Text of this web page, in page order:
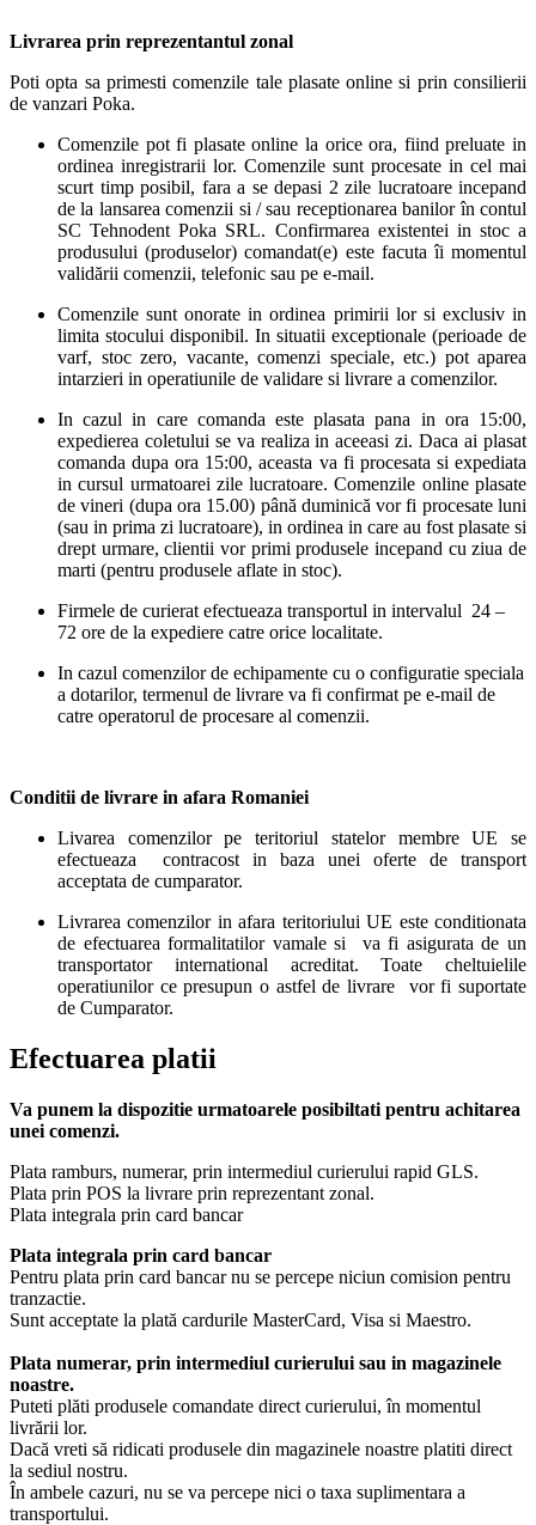
Livrarea prin reprezentantul zonal
Poti opta sa primesti comenzile tale plasate online si prin consilierii
de vanzari Poka.
Comenzile pot fi plasate online la orice ora, fiind preluate in
ordinea inregistrarii lor. Comenzile sunt procesate in cel mai
scurt timp posibil, fara a se depasi 2 zile lucratoare incepand
de la lansarea comenzii si / sau receptionarea banilor în contul
SC Tehnodent Poka SRL. Confirmarea existentei in stoc a
produsului (produselor) comandat(e) este facuta îi momentul
validării comenzii, telefonic sau pe e-mail.
Comenzile sunt onorate in ordinea primirii lor si exclusiv in
limita stocului disponibil. In situatii exceptionale (perioade de
varf, stoc zero, vacante, comenzi speciale, etc.) pot aparea
intarzieri in operatiunile de validare si livrare a comenzilor.
In cazul in care comanda este plasata pana in ora 15:00,
expedierea coletului se va realiza in aceeasi zi. Daca ai plasat
comanda dupa ora 15:00, aceasta va fi procesata si expediata
in cursul urmatoarei zile lucratoare. Comenzile online plasate
de vineri (dupa ora 15.00) până duminică vor fi procesate luni
(sau in prima zi lucratoare), in ordinea in care au fost plasate si
drept urmare, clientii vor primi produsele incepand cu ziua de
marti (pentru produsele aflate in stoc).
Firmele de curierat efectueaza transportul in intervalul 24 –
72 ore de la expediere catre orice localitate.
In cazul comenzilor de echipamente cu o configuratie speciala
a dotarilor, termenul de livrare va fi confirmat pe e-mail de
catre operatorul de procesare al comenzii.
Conditii de livrare in afara Romaniei
Livarea comenzilor pe teritoriul statelor membre UE se
efectueaza contracost in baza unei oferte de transport
acceptata de cumparator.
Livrarea comenzilor in afara teritoriului UE este conditionata
de efectuarea formalitatilor vamale si va fi asigurata de un
transportator international acreditat. Toate cheltuielile
operatiunilor ce presupun o astfel de livrare vor fi suportate
de Cumparator.
Efectuarea platii
Va punem la dispozitie urmatoarele posibiltati pentru achitarea
unei comenzi.
Plata ramburs, numerar, prin intermediul curierului rapid GLS.
Plata prin POS la livrare prin reprezentant zonal.
Plata integrala prin card bancar
Plata integrala prin card bancar
Pentru plata prin card bancar nu se percepe niciun comision pentru
tranzactie.
Sunt acceptate la plată cardurile MasterCard, Visa si Maestro.
Plata numerar, prin intermediul curierului sau in magazinele
noastre.
Puteti plăti produsele comandate direct curierului, în momentul
livrării lor.
Dacă vreti să ridicati produsele din magazinele noastre platiti direct
la sediul nostru.
În ambele cazuri, nu se va percepe nici o taxa suplimentara a
transportului.